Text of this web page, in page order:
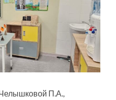
П.А.,